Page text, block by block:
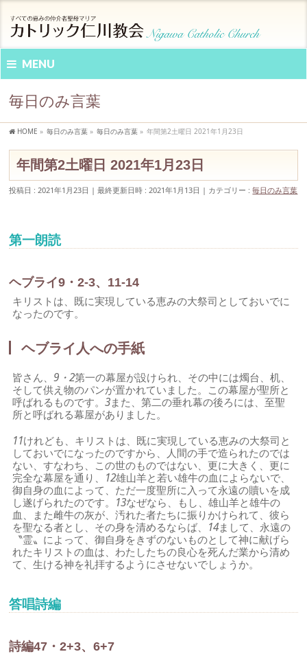
MENU
毎日のみ言葉
HOME » 毎日のみ言葉 » 毎日のみ言葉 » 年間第2土曜日 2021年1月23日
年間第2土曜日 2021年1月23日
投稿日 : 2021年1月23日 最終更新日時 : 2021年1月13日 カテゴリー :毎日のみ言葉
第一朗読
ヘブライ9・2-3、11-14
キリストは、既に実現している恵みの大祭司としておいでに
なったのです。
ヘブライ人への手紙
皆さん、9・2第一の幕屋が設けられ、その中には燭台、机、
そして供え物のパンが置かれていました。この幕屋が聖所と
呼ばれるものです。3また、第二の垂れ幕の後ろには、至聖
所と呼ばれる幕屋がありました。
11けれども、キリストは、既に実現している恵みの大祭司と
しておいでになったのですから、人間の手で造られたのでは
ない、すなわち、この世のものではない、更に大きく、更に
完全な幕屋を通り、 12雄山羊と若い雄牛の血によらないで、
御自身の血によって、ただ一度聖所に入って永遠の贖いを成
し遂げられたのです。 13なぜなら、もし、雄山羊と雄牛の
血、また雌牛の灰が、汚れた者たちに振りかけられて、彼ら
を聖なる者とし、その身を清めるならば、 14まして、永遠の
〝霊〟によって、御自身をきずのないものとして神に献げら
れたキリストの血は、わたしたちの良心を死んだ業から清め
て、生ける神を礼拝するようにさせないでしょうか。
答唱詩編
詩編47・2+3、6+7